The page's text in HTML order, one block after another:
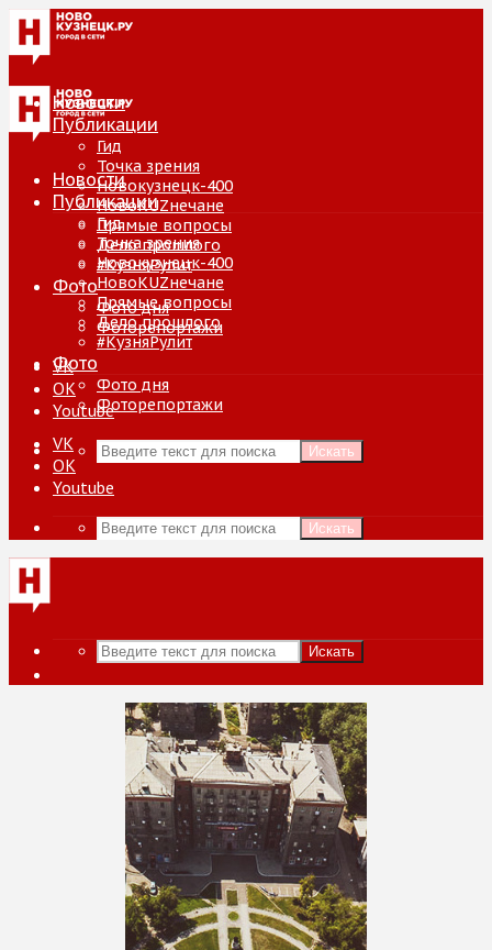
Новости
Публикации
Гид
Точка зрения
Новокузнецк-400
НовоKUZнечане
Прямые вопросы
Дело прошлого
#КузняРулит
Фото
Фото дня
Фоторепортажи
VK
ОК
Youtube
Искать
Новости
Публикации
Гид
Точка зрения
Новокузнецк-400
НовоKUZнечане
Прямые вопросы
Дело прошлого
#КузняРулит
Фото
Фото дня
Фоторепортажи
VK
ОК
Youtube
Искать
Искать